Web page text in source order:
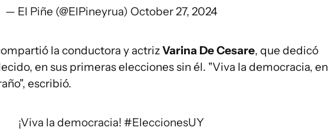
— El Piñe (@ElPineyrua) October 27, 2024
la conductora y actrizVarina De Cesare, que dedicó
en sus primeras elecciones sin él. "Viva la democracia, en
escribió.
¡Viva la democracia! #EleccionesUY